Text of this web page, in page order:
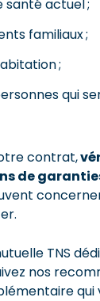
actuel ;
familiaux ;
;
qui
contrat,
de
TNS
nos
qui